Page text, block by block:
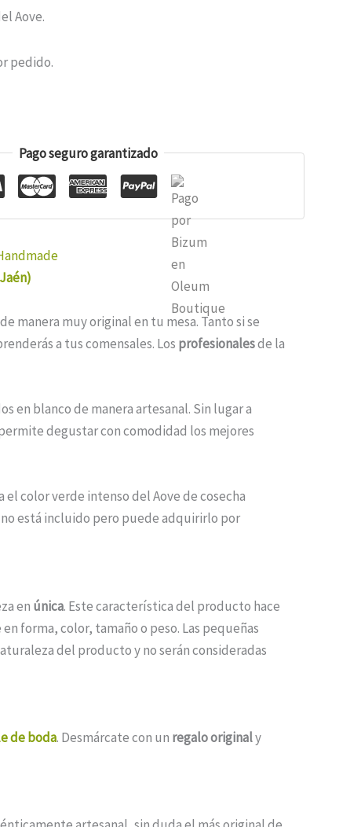
Aove.
pedido.
Pago seguro garantizado
manera muy original en tu mesa. Tanto si se
a tus comensales. Los profesionalesde la
en blanco de manera artesanal. Sin lugar a
degustar con comodidad los mejores
color verde intenso del Aove de cosecha
está incluido pero puede adquirirlo por
en única. Este característica del producto hace
forma, color, tamaño o peso. Las pequeñas
del producto y no serán consideradas
de boda. Desmárcate con un regalo originaly